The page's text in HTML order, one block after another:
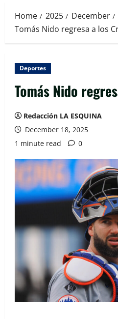
Home 2025 December
Tomás Nido regresa a los
Deportes
Tomás Nido
Redacción LA ESQUINA
December 18, 2025
1 minute read
0